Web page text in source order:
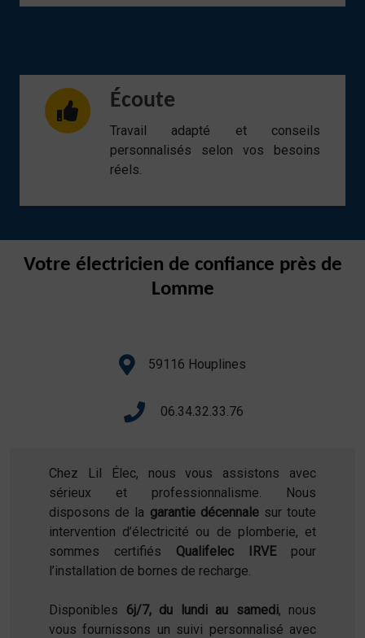
Écoute
Travail adapté et conseils
personnalisés selon vos besoins
réels.
Votre électricien de confiance près de
Lomme
59116 Houplines
06.34.32.33.76
Chez Lil Élec, nous vous assistons avec
sérieux et professionnalisme. Nous
disposons de la garantie décennalesur toute
intervention d’électricité ou de plomberie, et
sommes certifiés Qualifelec IRVEpour
l’installation de bornes de recharge.
Disponibles 6j/7, du lundi au samedi, nous
vous fournissons un suivi personnalisé avec